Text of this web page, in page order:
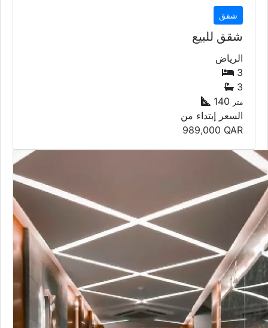
شقق
شقق للبيع
الرياض
3
3
140 متر
السعر إبتداء من
989,000 QAR